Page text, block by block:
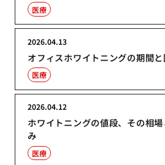
医療
オフィスホワイトニングの期間
2026.04.13
医療
ホワイトニングの値段、その相
み
2026.04.12
医療